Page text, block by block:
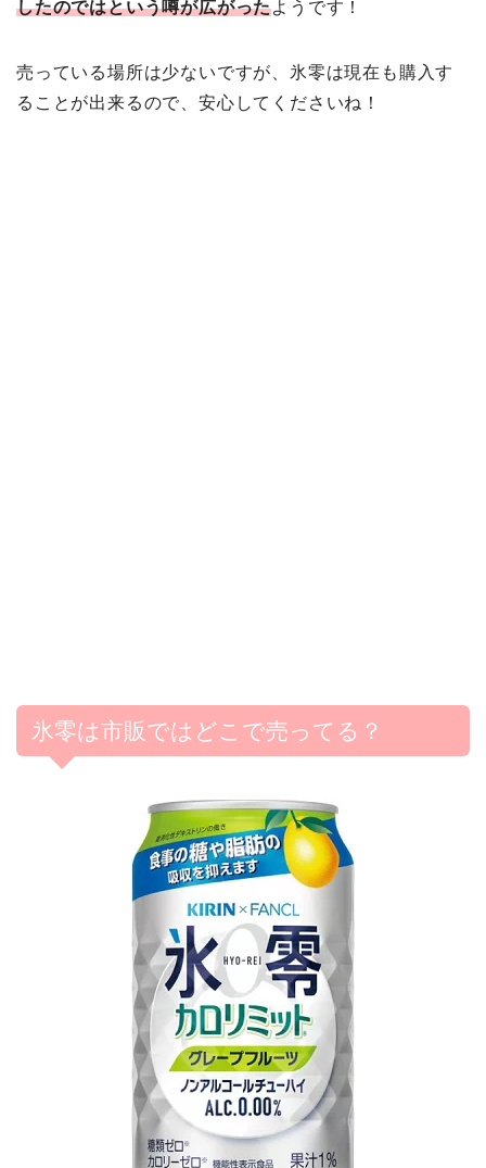
したのではという噂が広がったようです！
売っている場所は少ないですが、氷零は現在も購入す
ることが出来るので、安心してくださいね！
氷零は市販ではどこで売ってる？